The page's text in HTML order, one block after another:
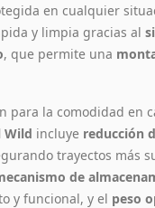
en cualquier
y limpia gracias al
, que permite una
para la comodidad en
Wild incluye reducción
trayectos más
de
y funcional, y el peso